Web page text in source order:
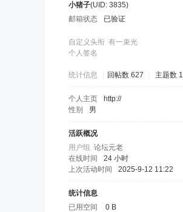
小猪子(UID: 3835)
邮箱状态
已验证
自定义头衔 有一束光
个人签名
统计信息 回帖数 627 主题数 1
个人主页 http://
性别
男
活跃概况
用户组 论坛元老
在线时间
24 小时
上次活动时间
2025-9-12 11:22
统计信息
已用空间
0 B